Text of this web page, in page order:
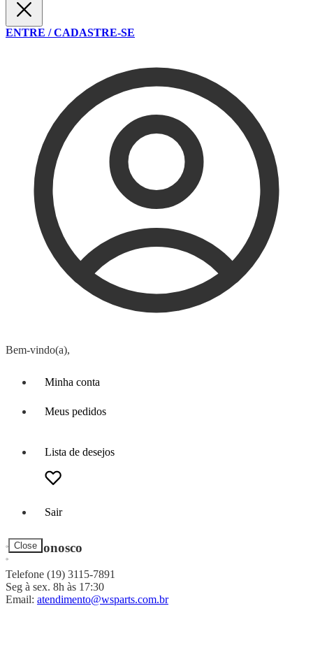
ENTRE / CADASTRE-SE
Bem-vindo(a),
Minha conta
Meus pedidos
Lista de desejos
Sair
Close
Fale Conosco
Telefone (19) 3115-7891
Seg à sex. 8h às 17:30
Email: atendimento@wsparts.com.br